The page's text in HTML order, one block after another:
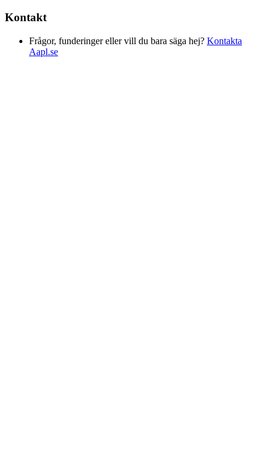
Kontakt
Frågor, funderinger eller vill du bara säga hej? Kontakta
Aapl.se